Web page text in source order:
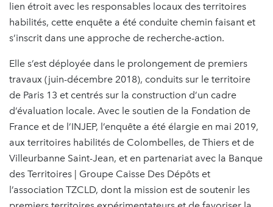
lien étroit avec les responsables locaux des territoires
habilités, cette enquête a été conduite chemin faisant et
s’inscrit dans une approche de recherche-action.
Elle s’est déployée dans le prolongement de premiers
travaux (juin-décembre 2018), conduits sur le territoire
de Paris 13 et centrés sur la construction d’un cadre
d’évaluation locale. Avec le soutien de la Fondation de
France et de l’INJEP, l’enquête a été élargie en mai 2019,
aux territoires habilités de Colombelles, de Thiers et de
Villeurbanne Saint-Jean, et en partenariat avec la Banque
des Territoires | Groupe Caisse Des Dépôts et
l’association TZCLD, dont la mission est de soutenir les